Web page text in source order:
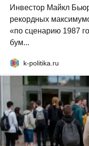
Инвестор Майкл
рекордных
«по сценарию 1987
бум...
k-politika.ru